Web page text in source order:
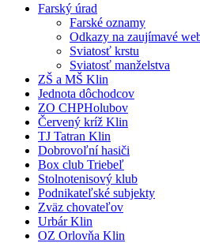
Farský úrad
Farské oznamy
Odkazy na zaujímavé
Sviatosť krstu
Sviatosť manželstva
ZŠ a MŠ Klin
Jednota dôchodcov
ZO CHPHolubov
Červený kríž Klin
TJ Tatran Klin
Dobrovoľní hasiči
Box club Triebeľ
Stolnotenisový klub
Podnikateľské subjekty
Zväz chovateľov
Urbár Klin
OZ Orlovňa Klin